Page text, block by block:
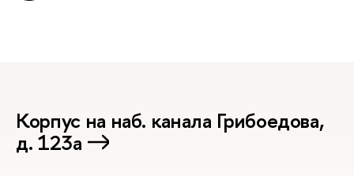
Корпус на наб. канала Грибоедова,
д. 123а